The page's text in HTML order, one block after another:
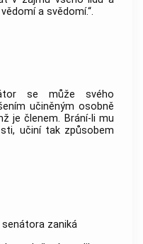
a svědomí.“.
se může svého
učiněným osobně
je členem. Brání-li mu
učiní tak způsobem
zaniká